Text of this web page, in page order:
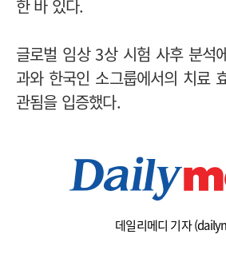
한 바 있다.
글로벌 임상 3상 시험 사후 분석
과와 한국인 소그룹에서의 치료
관됨을 입증했다.
데일리메디 기자 (